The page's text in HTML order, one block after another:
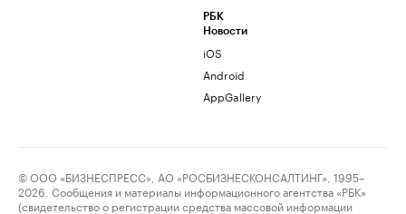
РБК
Новости
iOS
Android
AppGallery
© ООО «БИЗНЕСПРЕСС», АО «РОСБИЗНЕСКОНСАЛТИНГ», 1995–
2026. Сообщения и материалы информационного агентства «РБК»
(свидетельство о регистрации средства массовой информации